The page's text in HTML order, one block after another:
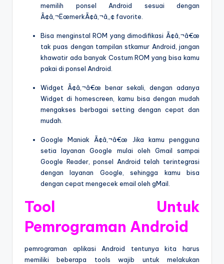
memilih ponsel Android sesuai dengan
Ã¢â‚¬ËœmerkÃ¢â‚¬â„¢ favorite.
Bisa menginstal ROM yang dimodifikasi Ã¢â‚¬â€œ
tak puas dengan tampilan stkamur Android, jangan
khawatir ada banyak Costum ROM yang bisa kamu
pakai di ponsel Android.
Widget Ã¢â‚¬â€œ benar sekali, dengan adanya
Widget di homescreen, kamu bisa dengan mudah
mengakses berbagai setting dengan cepat dan
mudah.
Google Maniak Ã¢â‚¬â€œ Jika kamu pengguna
setia layanan Google mulai oleh Gmail sampai
Google Reader, ponsel Android telah terintegrasi
dengan layanan Google, sehingga kamu bisa
dengan cepat mengecek email oleh gMail.
Tool Untuk
Pemrograman Android
pemrograman aplikasi Android tentunya kita harus
memiliki beberapa tools wajib untuk melakukan